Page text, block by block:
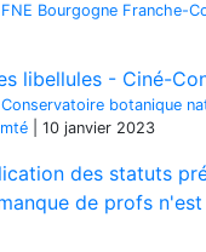
FNE Bourgogne Franche-
libellules - Ciné-
Conservatoire botanique
10 janvier 2023
des statuts
de profs n'est